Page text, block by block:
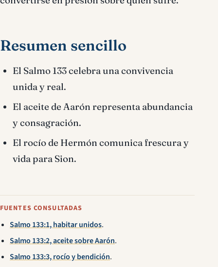
Resumen sencillo
El Salmo 133 celebra una convivencia
unida y real.
El aceite de Aarón representa abundancia
y consagración.
El rocío de Hermón comunica frescura y
vida para Sion.
FUENTES CONSULTADAS
Salmo 133:1, habitar unidos.
Salmo 133:2, aceite sobre Aarón.
Salmo 133:3, rocío y bendición.